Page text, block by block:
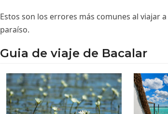
Estos son los errores más comunes al viajar
paraíso.
Guia de viaje de Bacalar